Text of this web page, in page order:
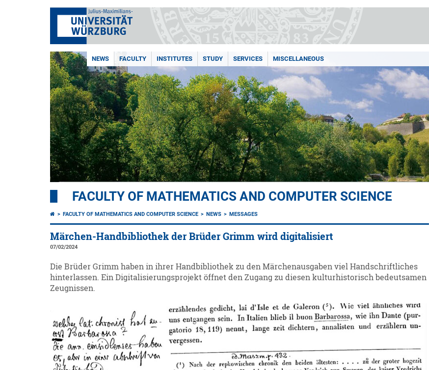
NEWS FACULTY INSTITUTES STUDY SERVICES MISCELLANEOUS
FACULTY OF MATHEMATICS AND COMPUTER SCIENCE
FACULTY OF MATHEMATICS AND COMPUTER SCIENCE NEWS MESSAGES
Märchen-Handbibliothek der Brüder Grimm wird digitalisiert
07/02/2024
Die Brüder Grimm haben in ihrer Handbibliothek zu den Märchenausgaben viel Handschriftliches
hinterlassen. Ein Digitalisierungsprojekt öffnet den Zugang zu diesen kulturhistorisch bedeutsamen
Zeugnissen.